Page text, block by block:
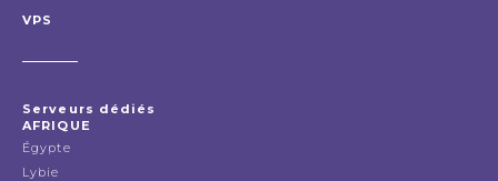
VPS
Serveurs dédiés
AFRIQUE
Égypte
Lybie